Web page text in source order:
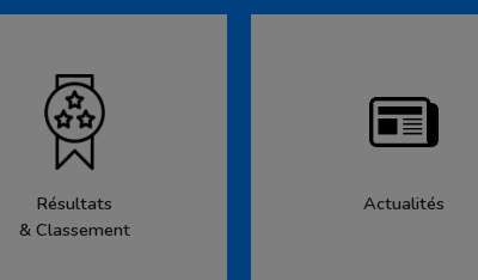
Résultats
& Classement
Actualités